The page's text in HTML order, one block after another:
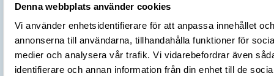
Denna webbplats använder cookies
Vi använder enhetsidentifierare för att anpassa innehållet och
annonserna till användarna, tillhandahålla funktioner för
medier och analysera vår trafik. Vi vidarebefordrar även
identifierare och annan information från din enhet till de
Kategori
Byggnadsdetaljer och monument
Kyrklig samling
Material
Trä
Ek